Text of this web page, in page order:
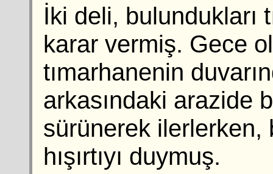
İki deli, bulundukları
karar vermiş. Gece
tımarhanenin
arkasındaki arazide
sürünerek ilerlerken,
hışırtıyı duymuş.